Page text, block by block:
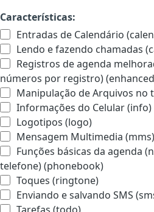
Características:
Entradas de Calendário
Lendo e fazendo chamadas
Registros de agenda
números por registro)
Manipulação de Arquivos no
Informações do Celular (info)
Logotipos (logo)
Mensagem Multimedia (mms)
Funções básicas da agenda
telefone) (phonebook)
Toques (ringtone)
Enviando e salvando SMS